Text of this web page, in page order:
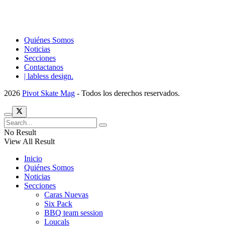
Quiénes Somos
Noticias
Secciones
Contactanos
| labless design.
2026 Pivot Skate Mag - Todos los derechos reservados.
No Result
View All Result
Inicio
Quiénes Somos
Noticias
Secciones
Caras Nuevas
Six Pack
BBQ team session
Loucals